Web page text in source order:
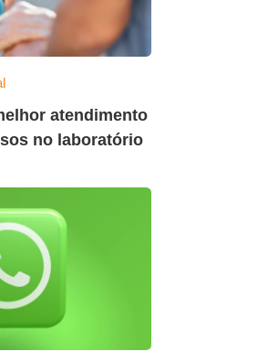
atendimento
no laboratório